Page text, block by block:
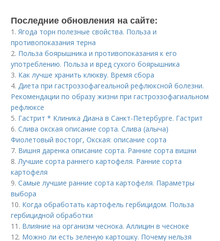
Последние обновления на сайте:
1.Ягода торн полезные свойства. Польза и
противопоказания терна
2. Польза боярышника и противопоказания к его
употреблению. Польза и вред сухого боярышника
3. Как лучше хранить клюкву. Время сбора
4.Диета при гастроэзофагеальной рефлюксной болезни.
Рекомендации по образу жизни при гастроэзофагиальном
рефлюксе
5. Гастрит * Клиника Диана в Санкт-Петербурге. Гастрит
6.Слива окская описание сорта. Слива (алыча)
Фиолетовый восторг, Окская: описание сорта
7. Вишня даренка описание сорта. Ранние сорта вишни
8.Лучшие сорта раннего картофеля. Ранние сорта
картофеля
9.Самые лучшие ранние сорта картофеля. Параметры
выбора
10. Когда обработать картофель гербицидом. Польза
гербицидной обработки
11. Влияние на организм чеснока. Аллицин в чесноке
12. Можно ли есть зеленую картошку. Почему нельзя